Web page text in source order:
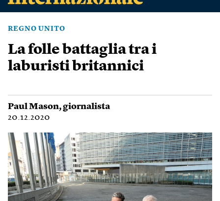
REGNO UNITO
La folle battaglia tra i
laburisti britannici
Paul Mason, giornalista
20.12.2020